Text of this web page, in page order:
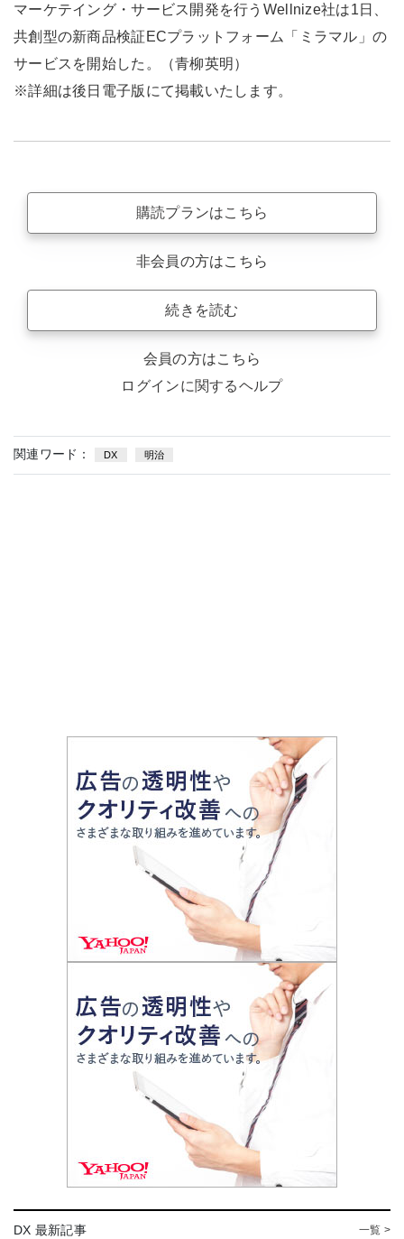
マーケテイング・サービス開発を行うWellnize社は1日、
共創型の新商品検証ECプラットフォーム「ミラマル」の
サービスを開始した。（青柳英明）
※詳細は後日電子版にて掲載いたします。
購読プランはこちら
非会員の方はこちら
続きを読む
会員の方はこちら
ログインに関するヘルプ
関連ワード： DX 明治
DX 最新記事 一覧 >